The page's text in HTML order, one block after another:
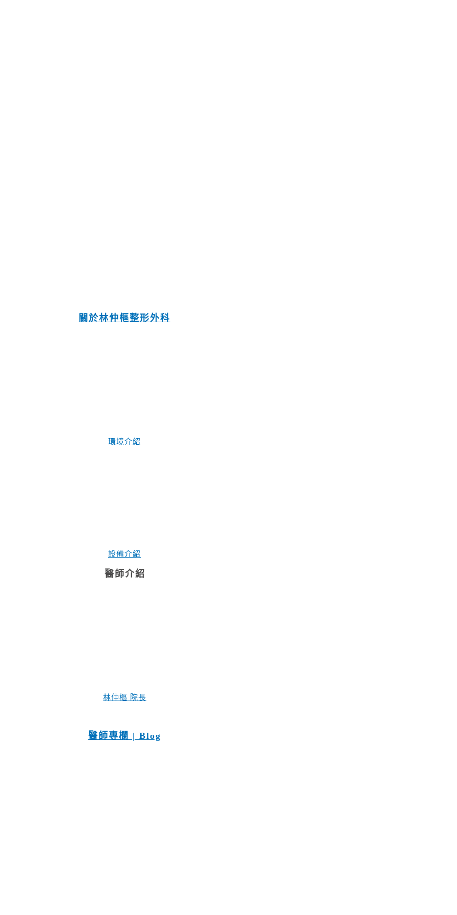
關於林仲樞整形外科
環境介紹
設備介紹
醫師介紹
林仲樞 院長
醫師專欄 | Blog